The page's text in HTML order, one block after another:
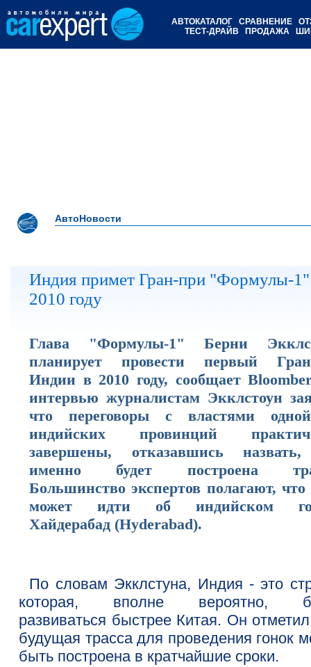
АВТОКАТАЛОГ СРАВНЕНИЕ
ТЕСТ-ДРАЙВ
ПРОДАЖА
АвтоНовости
Индия примет Гран-при "Формулы-
2010 году
Глава "Формулы-1" Берни
планирует провести первый
Индии в 2010 году, сообщает
интервью журналистам Экклстоун
что переговоры с властями
индийских провинций
завершены, отказавшись
именно будет построена
Большинство экспертов полагают, что
может идти об индийском
Хайдерабад (Hyderabad).
По словам Экклстуна, Индия - это
которая, вполне вероятно,
развиваться быстрее Китая. Он
будущая трасса для проведения гонок
быть построена в кратчайшие сроки.